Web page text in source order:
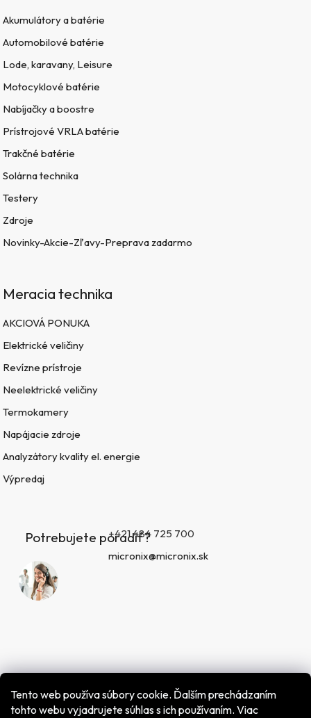
Tento web používa súbory cookie. Ďalším prechádzaním
tohto webu vyjadrujete súhlas s ich používaním. Viac
Akumulátory a batérie
Automobilové batérie
Lode, karavany, Leisure
Motocyklové batérie
Nabíjačky a boostre
Prístrojové VRLA batérie
Trakčné batérie
Solárna technika
Testery
Zdroje
Novinky-Akcie-Zľavy-Preprava zadarmo
Meracia technika
AKCIOVÁ PONUKA
Elektrické veličiny
Revízne prístroje
Neelektrické veličiny
Termokamery
Napájacie zdroje
Analyzátory kvality el. energie
Výpredaj
Potrebujete poradiť?+421 484 725 700
micronix@micronix.sk